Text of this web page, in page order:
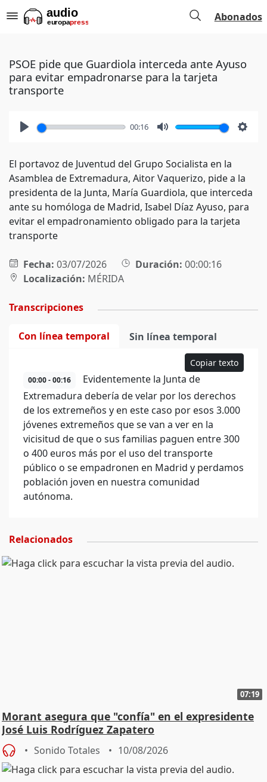
Abonados
PSOE pide que Guardiola interceda ante Ayuso
para evitar empadronarse para la tarjeta
transporte
00:16
El portavoz de Juventud del Grupo Socialista en la
Asamblea de Extremadura, Aitor Vaquerizo, pide a la
presidenta de la Junta, María Guardiola, que interceda
ante su homóloga de Madrid, Isabel Díaz Ayuso, para
evitar el empadronamiento obligado para la tarjeta
transporte
Fecha: 03/07/2026 Duración: 00:00:16
Localización: MÉRIDA
Transcripciones
Con línea temporal Sin línea temporal
Copiar texto
00:00 - 00:16
Evidentemente la Junta de
Extremadura debería de velar por los derechos
de los extremeños y en este caso por esos 3.000
jóvenes extremeños que se van a ver en la
vicisitud de que o sus familias paguen entre 300
o 400 euros más por el uso del transporte
público o se empadronen en Madrid y perdamos
población joven en nuestra comunidad
autónoma.
Relacionados
07:19
Morant asegura que "confía" en el expresidente
José Luis Rodríguez Zapatero
Sonido Totales 10/08/2026